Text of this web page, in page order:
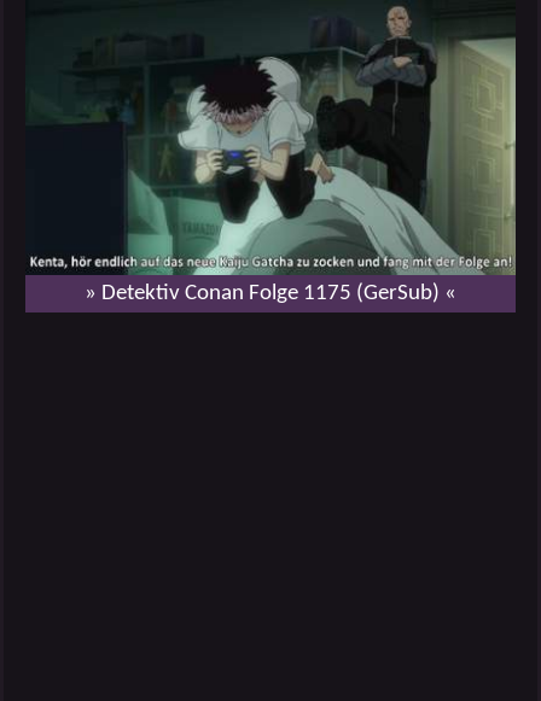
» Detektiv Conan Folge 1175 (GerSub) «